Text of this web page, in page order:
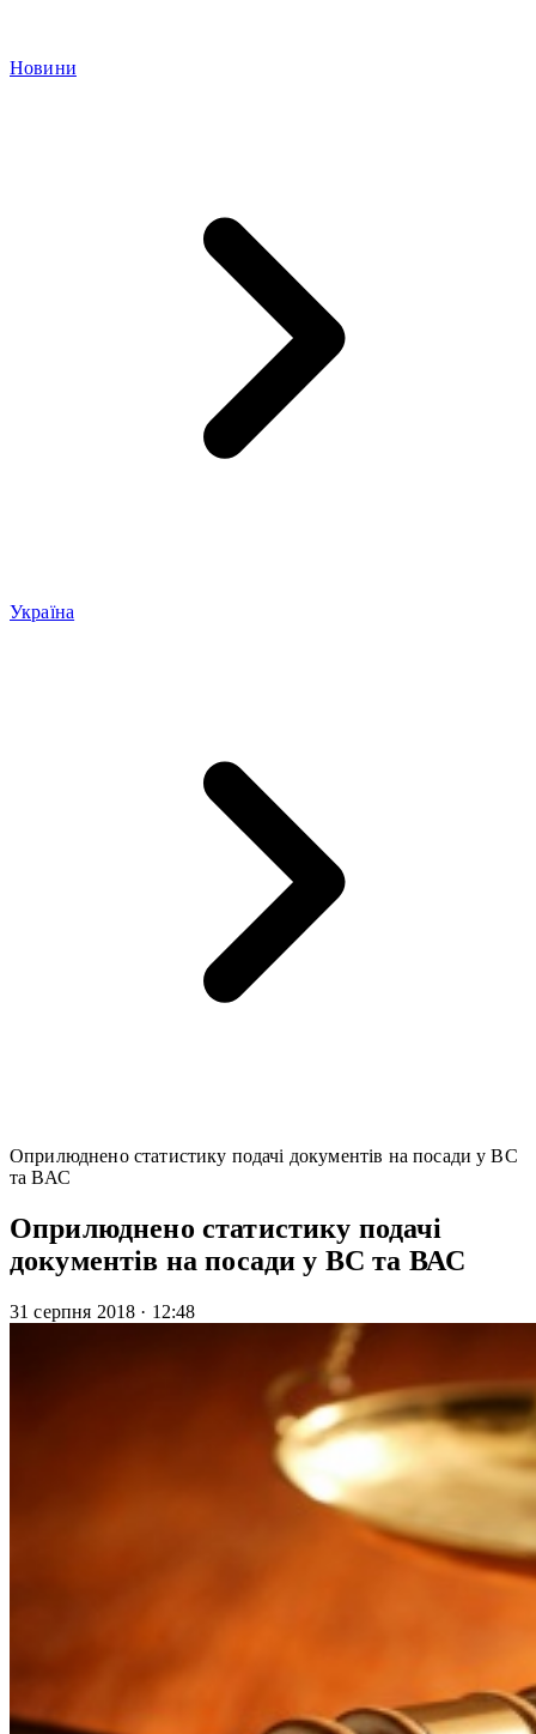
Новини
Україна
Оприлюднено статистику подачі документів на посади у ВС
та ВАС
Оприлюднено статистику подачі
документів на посади у ВС та ВАС
31 серпня 2018 · 12:48